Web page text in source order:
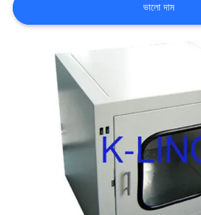
মামলা
গোপনীয়তা
ভালো দাম